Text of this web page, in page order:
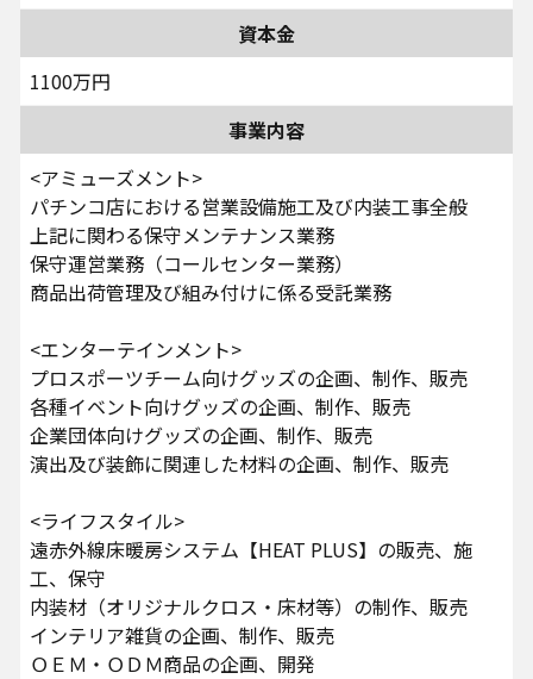
資本金
1100万円
事業内容
<アミューズメント>
パチンコ店における営業設備施工及び内装工事全般
上記に関わる保守メンテナンス業務
保守運営業務（コールセンター業務）
商品出荷管理及び組み付けに係る受託業務
<エンターテインメント>
プロスポーツチーム向けグッズの企画、制作、販売
各種イベント向けグッズの企画、制作、販売
企業団体向けグッズの企画、制作、販売
演出及び装飾に関連した材料の企画、制作、販売
<ライフスタイル>
遠赤外線床暖房システム【HEAT PLUS】の販売、施
工、保守
内装材（オリジナルクロス・床材等）の制作、販売
インテリア雑貨の企画、制作、販売
ＯＥＭ・ＯＤＭ商品の企画、開発